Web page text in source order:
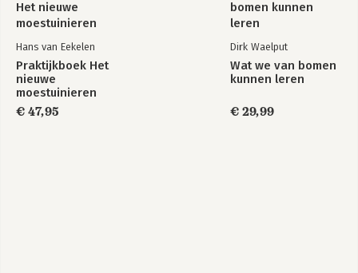
Hans van Eekelen
Praktijkboek Het
nieuwe
moestuinieren
€ 47,95
Dirk Waelput
Wat we van bomen
kunnen leren
€ 29,99